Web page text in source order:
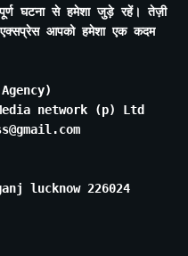
घटना से हमेशा जुड़े रहें। तेज़ी
आपको हमेशा एक कदम
network (p) Ltd
lucknow 226024